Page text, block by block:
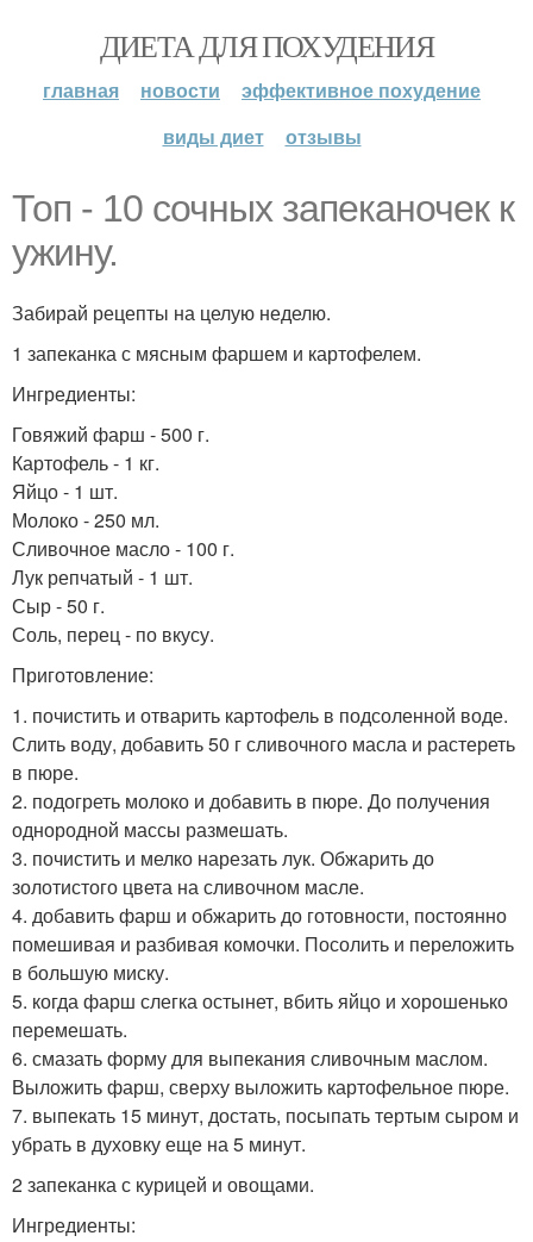
ДИЕТА ДЛЯ ПОХУДЕНИЯ
главная новости
эффективное похудение
виды диет
отзывы
Топ - 10 сочных запеканочек к
ужину.
Забирай рецепты на целую неделю.
1 запеканка с мясным фаршем и картофелем.
Ингредиенты:
Говяжий фарш - 500 г.
Картофель - 1 кг.
Яйцо - 1 шт.
Молоко - 250 мл.
Сливочное масло - 100 г.
Лук репчатый - 1 шт.
Сыр - 50 г.
Соль, перец - по вкусу.
Приготовление:
1. почистить и отварить картофель в подсоленной воде.
Слить воду, добавить 50 г сливочного масла и растереть
в пюре.
2. подогреть молоко и добавить в пюре. До получения
однородной массы размешать.
3. почистить и мелко нарезать лук. Обжарить до
золотистого цвета на сливочном масле.
4. добавить фарш и обжарить до готовности, постоянно
помешивая и разбивая комочки. Посолить и переложить
в большую миску.
5. когда фарш слегка остынет, вбить яйцо и хорошенько
перемешать.
6. смазать форму для выпекания сливочным маслом.
Выложить фарш, сверху выложить картофельное пюре.
7. выпекать 15 минут, достать, посыпать тертым сыром и
убрать в духовку еще на 5 минут.
2 запеканка с курицей и овощами.
Ингредиенты: